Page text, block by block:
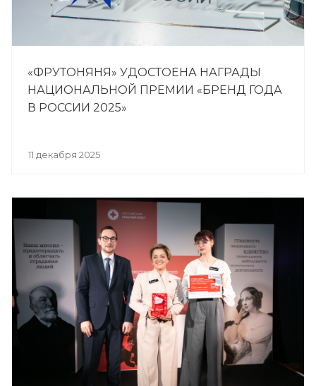
«ФРУТОНЯНЯ» УДОСТОЕНА НАГРАДЫ
НАЦИОНАЛЬНОЙ ПРЕМИИ «БРЕНД ГОДА
В РОССИИ 2025»
11 декабря 2025